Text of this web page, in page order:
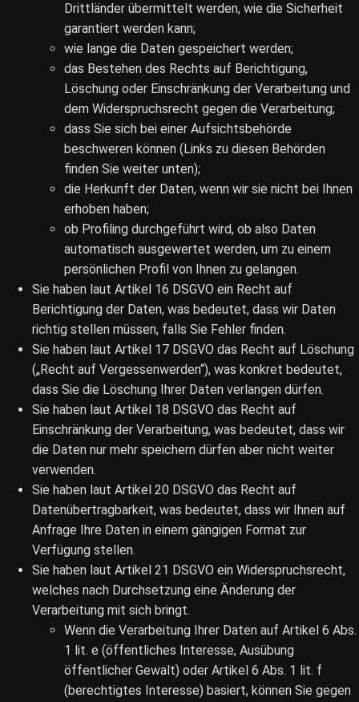
Drittländer übermittelt werden, wie die Sicherheit
garantiert werden kann;
wie lange die Daten gespeichert werden;
das Bestehen des Rechts auf Berichtigung,
Löschung oder Einschränkung der Verarbeitung und
dem Widerspruchsrecht gegen die Verarbeitung;
dass Sie sich bei einer Aufsichtsbehörde
beschweren können (Links zu diesen Behörden
finden Sie weiter unten);
die Herkunft der Daten, wenn wir sie nicht bei Ihnen
erhoben haben;
ob Profiling durchgeführt wird, ob also Daten
automatisch ausgewertet werden, um zu einem
persönlichen Profil von Ihnen zu gelangen.
Sie haben laut Artikel 16 DSGVO ein Recht auf
Berichtigung der Daten, was bedeutet, dass wir Daten
richtig stellen müssen, falls Sie Fehler finden.
Sie haben laut Artikel 17 DSGVO das Recht auf Löschung
(„Recht auf Vergessenwerden“), was konkret bedeutet,
dass Sie die Löschung Ihrer Daten verlangen dürfen.
Sie haben laut Artikel 18 DSGVO das Recht auf
Einschränkung der Verarbeitung, was bedeutet, dass wir
die Daten nur mehr speichern dürfen aber nicht weiter
verwenden.
Sie haben laut Artikel 20 DSGVO das Recht auf
Datenübertragbarkeit, was bedeutet, dass wir Ihnen auf
Anfrage Ihre Daten in einem gängigen Format zur
Verfügung stellen.
Sie haben laut Artikel 21 DSGVO ein Widerspruchsrecht,
welches nach Durchsetzung eine Änderung der
Verarbeitung mit sich bringt.
Wenn die Verarbeitung Ihrer Daten auf Artikel 6 Abs.
1 lit. e (öffentliches Interesse, Ausübung
öffentlicher Gewalt) oder Artikel 6 Abs. 1 lit. f
(berechtigtes Interesse) basiert, können Sie gegen